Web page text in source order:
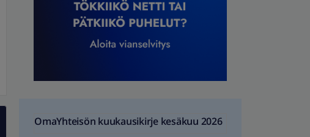
OmaYhteisön kuukausikirje kesäkuu 2026